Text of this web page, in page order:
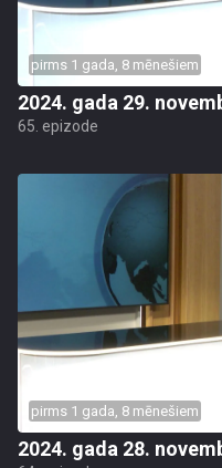
pirms 1 gada, 8 mēnešiem
2024. gada 29.
65. epizode
pirms 1 gada, 8 mēnešiem
2024. gada 28.